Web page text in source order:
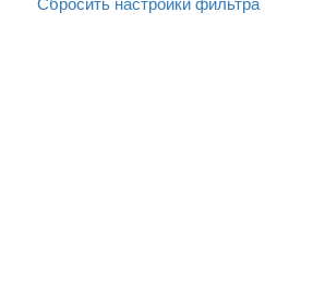
Сбросить настройки фильтра